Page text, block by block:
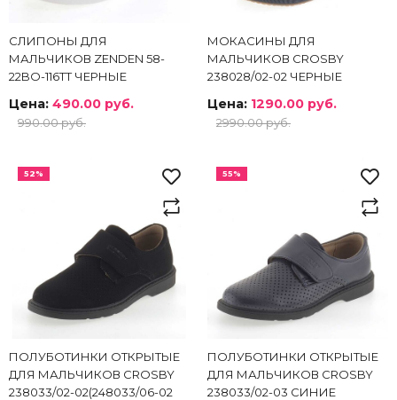
СЛИПОНЫ ДЛЯ
МАЛЬЧИКОВ ZENDEN 58-
22BO-116TT ЧЕРНЫЕ
Цена: 490.00 руб.
990.00 руб.
МОКАСИНЫ ДЛЯ
МАЛЬЧИКОВ CROSBY
238028/02-02 ЧЕРНЫЕ
Цена: 1290.00 руб.
2990.00 руб.
52%
ПОЛУБОТИНКИ ОТКРЫТЫЕ
ДЛЯ МАЛЬЧИКОВ CROSBY
238033/02-02(248033/06-02
55%
ПОЛУБОТИНКИ ОТКРЫТЫЕ
ДЛЯ МАЛЬЧИКОВ CROSBY
238033/02-03 СИНИЕ